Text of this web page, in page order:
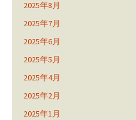
2025年8月
2025年7月
2025年6月
2025年5月
2025年4月
2025年2月
2025年1月